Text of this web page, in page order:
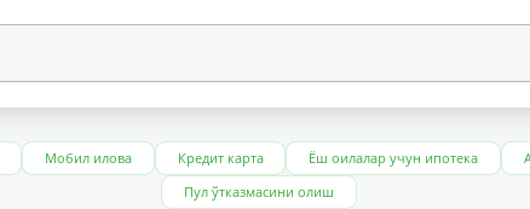
Мобил илова Кредит карта Ёш оилалар учун ипотека
Пул ўтказмасини олиш